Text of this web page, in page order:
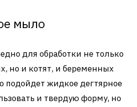
мыло
для обработки не только
но и котят, и беременных
подойдет жидкое дегтярное
и твердую форму, но